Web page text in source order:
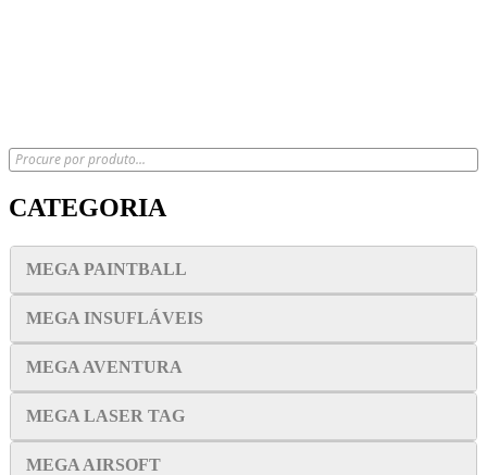
CATEGORIA
MEGA PAINTBALL
MEGA INSUFLÁVEIS
MEGA AVENTURA
MEGA LASER TAG
MEGA AIRSOFT